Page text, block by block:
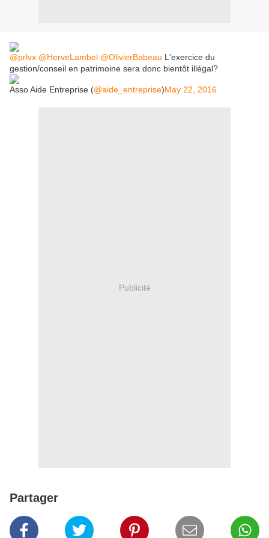
@prlvx @HerveLambel @OlivierBabeau L'exercice du
gestion/conseil en patrimoine sera donc bientôt illégal?
Asso Aide Entreprise (@aide_entreprise)May 22, 2016
Publicité
Partager